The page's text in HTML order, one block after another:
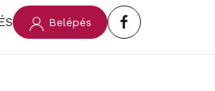
Belépés